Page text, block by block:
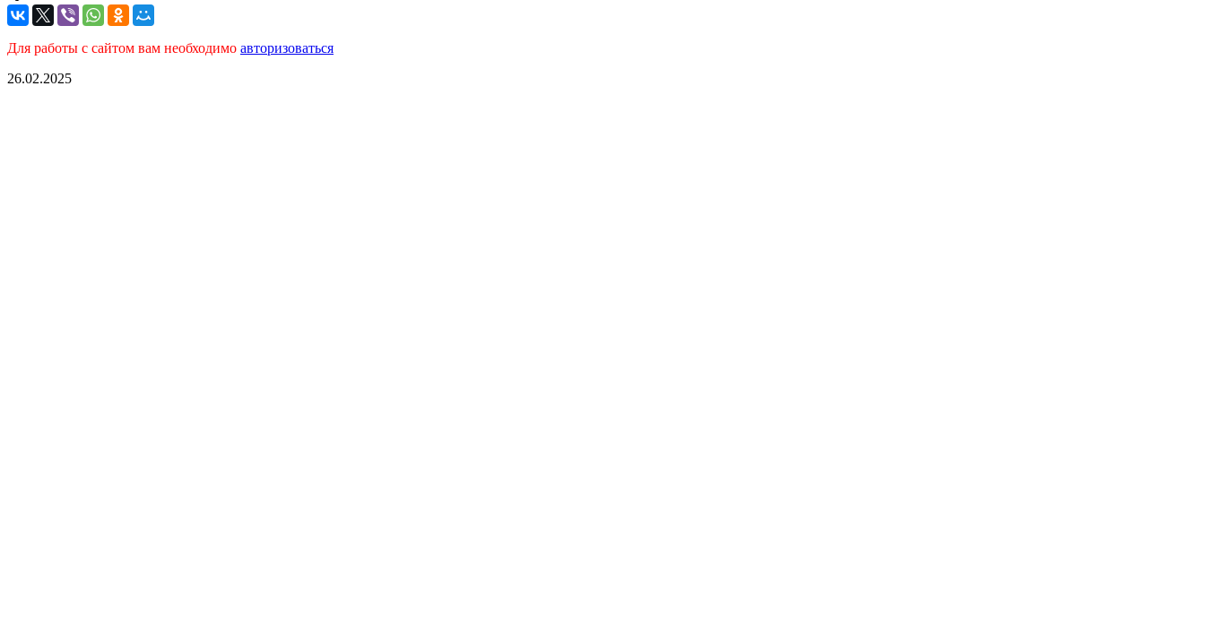
Для работы с сайтом вам необходимо авторизоваться
26.02.2025